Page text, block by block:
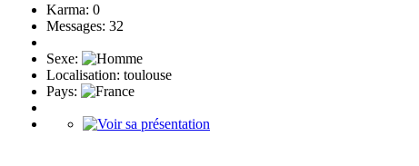
Karma: 0
Messages: 32
Sexe:
Localisation: toulouse
Pays: